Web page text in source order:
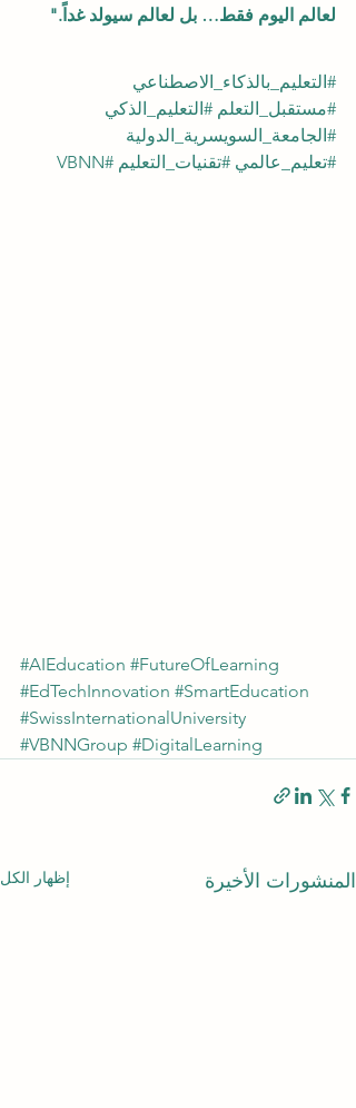
لعالم اليوم فقط… بل لعالم سيولد غداً."
#التعليم_بالذكاء_الاصطناعي
#مستقبل_التعلم #التعليم_الذكي
#الجامعة_السويسرية_الدولية
#تعليم_عالمي #تقنيات_التعليم #VBNN
#AIEducation #FutureOfLearning
#EdTechInnovation #SmartEducation
#SwissInternationalUniversity
#VBNNGroup #DigitalLearning
المنشورات الأخيرة إظهار الكل